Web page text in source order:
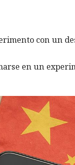
con un
en un